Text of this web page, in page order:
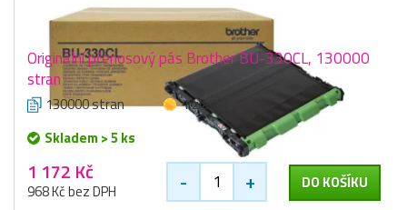
Originální přenosový pás Brother BU-330CL, 130000
stran
130000 stran
1 zlaťák
Skladem > 5 ks
1 172 Kč
968 Kč bez DPH - + DO KOŠÍKU